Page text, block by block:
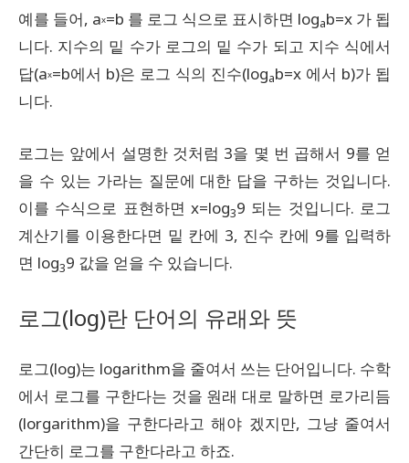
예를 들어, ax=b 를 로그 식으로 표시하면 logab=x 가 됩
니다. 지수의 밑 수가 로그의 밑 수가 되고 지수 식에서
답(ax=b에서 b)은 로그 식의 진수(logab=x 에서 b)가 됩
니다.
로그는 앞에서 설명한 것처럼 3을 몇 번 곱해서 9를 얻
을 수 있는 가라는 질문에 대한 답을 구하는 것입니다.
이를 수식으로 표현하면 x=log39 되는 것입니다. 로그
계산기를 이용한다면 밑 칸에 3, 진수 칸에 9를 입력하
면 log39 값을 얻을 수 있습니다.
로그(log)란 단어의 유래와 뜻
로그(log)는 logarithm을 줄여서 쓰는 단어입니다. 수학
에서 로그를 구한다는 것을 원래 대로 말하면 로가리듬
(lorgarithm)을 구한다라고 해야 겠지만, 그냥 줄여서
간단히 로그를 구한다라고 하죠.